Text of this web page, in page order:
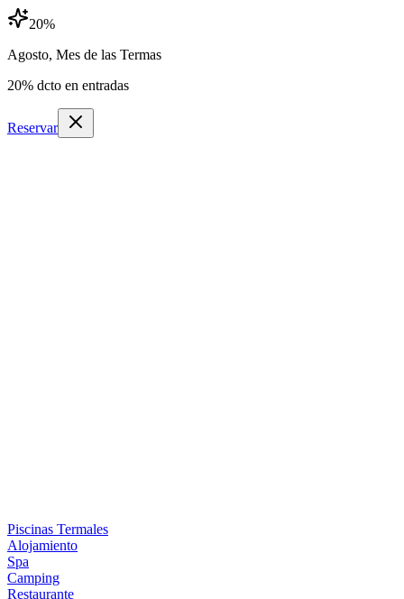
20%
Agosto, Mes de las Termas
20% dcto en entradas
Reservar
Piscinas Termales
Alojamiento
Spa
Camping
Restaurante